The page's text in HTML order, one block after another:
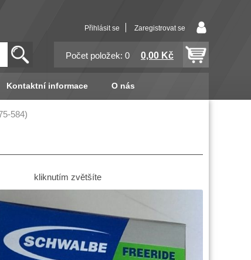
Přihlásit se Zaregistrovat se
Počet položek: 0 0,00 Kč
Kontaktní informace O nás
584)
kliknutím zvětšíte